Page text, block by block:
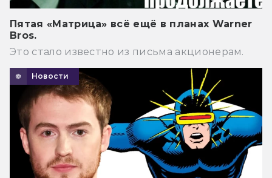
Пятая «Матрица» всё ещё в планах Warner
Bros.
Это стало известно из письма акционерам.
Новости